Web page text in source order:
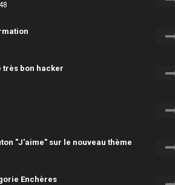
très bon hacker
"J'aime" sur le nouveau thème
Enchères